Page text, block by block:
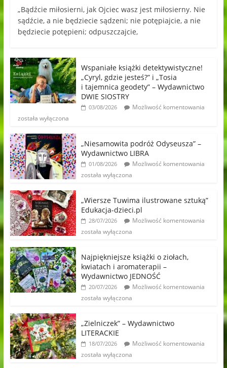
„Bądźcie miłosierni, jak Ojciec wasz jest miłosierny. Nie
sądźcie, a nie będziecie sądzeni; nie potępiajcie, a nie
będziecie potępieni; odpuszczajcie,
Wspaniałe książki detektywistyczne!
„Cyryl, gdzie jesteś?” i „Tosia
i tajemnica geodety” – Wydawnictwo
DWIE SIOSTRY
03/08/2026
Możliwość komentowania
została wyłączona
„Niesamowita podróż Odyseusza” –
Wydawnictwo LIBRA
01/08/2026
Możliwość komentowania
została wyłączona
„Wiersze Tuwima ilustrowane sztuką”
Edukacja-dzieci.pl
28/07/2026
Możliwość komentowania
została wyłączona
Najpiękniejsze książki o ziołach,
kwiatach i aromaterapii –
Wydawnictwo JEDNOŚĆ
20/07/2026
Możliwość komentowania
została wyłączona
„Zielniczek” – Wydawnictwo
LITERACKIE
18/07/2026
Możliwość komentowania
została wyłączona